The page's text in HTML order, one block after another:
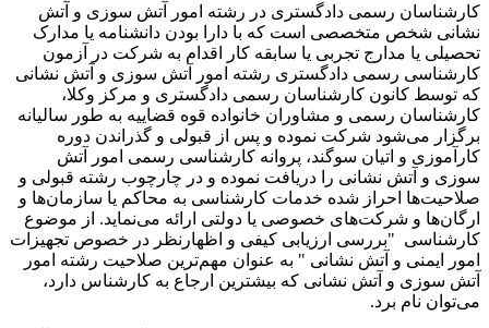
کارشناسان رسمی دادگستری در رشته امور آتش سوزی و آتش
نشانی شخص متخصصی است که با دارا بودن دانشنامه یا مدارک
تحصیلی یا مدارج تجربی یا سابقه کار اقدام به شرکت در آزمون
کارشناسی رسمی دادگستری رشته امور آتش سوزی و آتش نشانی
که توسط کانون کارشناسان رسمی دادگستری و مرکز وکلا،
کارشناسان رسمی و مشاوران خانواده قوه قضاییه به طور سالیانه
برگزار می‌شود شرکت نموده و پس از قبولی و گذراندن دوره
کارآموزی و اتیان سوگند، پروانه کارشناسی رسمی امور آتش
سوزی و آتش نشانی را دریافت نموده و در چارچوب رشته قبولی و
صلاحیت‌ها احراز شده خدمات کارشناسی به محاکم یا سازمان‌ها و
ارگان‌ها و شرکت‌های خصوصی یا دولتی ارائه می‌نماید. از موضوع
کارشناسی "بررسی ارزیابی کیفی و اظهارنظر در خصوص تجهیزات
امور ایمنی و آتش نشانی " به عنوان مهم‌ترین صلاحیت رشته امور
آتش سوزی و آتش نشانی که بیشترین ارجاع به کارشناس دارد،
می‌توان نام برد.